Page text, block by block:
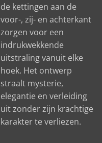
de kettingen aan de
voor-, zij- en achterkant
zorgen voor een
indrukwekkende
uitstraling vanuit elke
hoek. Het ontwerp
straalt mysterie,
elegantie en verleiding
uit zonder zijn krachtige
karakter te verliezen.